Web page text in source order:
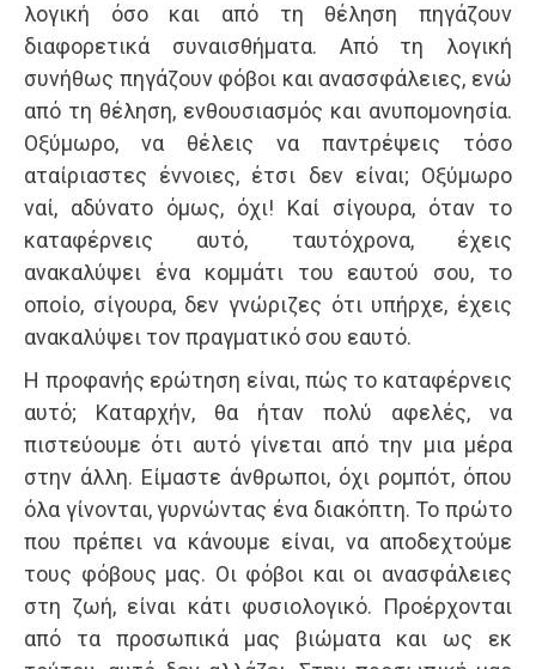
λογική όσο και από τη θέληση πηγάζουν
διαφορετικά συναισθήματα. Από τη λογική
συνήθως πηγάζουν φόβοι και ανασσφάλειες, ενώ
από τη θέληση, ενθουσιασμός και ανυπομονησία.
Οξύμωρο, να θέλεις να παντρέψεις τόσο
αταίριαστες έννοιες, έτσι δεν είναι; Οξύμωρο
ναί, αδύνατο όμως, όχι! Καί σίγουρα, όταν το
καταφέρνεις αυτό, ταυτόχρονα, έχεις
ανακαλύψει ένα κομμάτι του εαυτού σου, το
οποίο, σίγουρα, δεν γνώριζες ότι υπήρχε, έχεις
ανακαλύψει τον πραγματικό σου εαυτό.
Η προφανής ερώτηση είναι, πώς το καταφέρνεις
αυτό; Καταρχήν, θα ήταν πολύ αφελές, να
πιστεύουμε ότι αυτό γίνεται από την μια μέρα
στην άλλη. Είμαστε άνθρωποι, όχι ρομπότ, όπου
όλα γίνονται, γυρνώντας ένα διακόπτη. Το πρώτο
που πρέπει να κάνουμε είναι, να αποδεχτούμε
τους φόβους μας. Οι φόβοι και οι ανασφάλειες
στη ζωή, είναι κάτι φυσιολογικό. Προέρχονται
από τα προσωπικά μας βιώματα και ως εκ